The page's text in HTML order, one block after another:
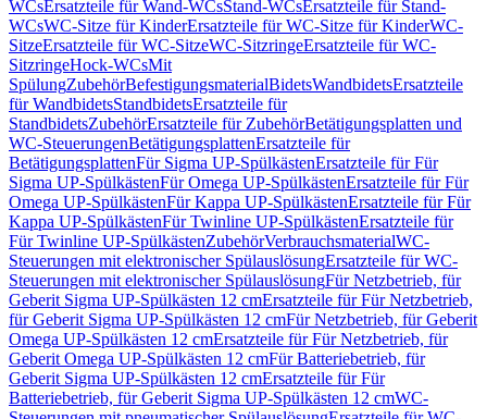
WCsErsatzteile für Wand-WCsStand-WCsErsatzteile für Stand-
WCsWC-Sitze für KinderErsatzteile für WC-Sitze für KinderWC-
SitzeErsatzteile für WC-SitzeWC-SitzringeErsatzteile für WC-
SitzringeHock-WCsMit
SpülungZubehörBefestigungsmaterialBidetsWandbidetsErsatzteile
für WandbidetsStandbidetsErsatzteile für
StandbidetsZubehörErsatzteile für ZubehörBetätigungsplatten und
WC-SteuerungenBetätigungsplattenErsatzteile für
BetätigungsplattenFür Sigma UP-SpülkästenErsatzteile für Für
Sigma UP-SpülkästenFür Omega UP-SpülkästenErsatzteile für Für
Omega UP-SpülkästenFür Kappa UP-SpülkästenErsatzteile für Für
Kappa UP-SpülkästenFür Twinline UP-SpülkästenErsatzteile für
Für Twinline UP-SpülkästenZubehörVerbrauchsmaterialWC-
Steuerungen mit elektronischer SpülauslösungErsatzteile für WC-
Steuerungen mit elektronischer SpülauslösungFür Netzbetrieb, für
Geberit Sigma UP-Spülkästen 12 cmErsatzteile für Für Netzbetrieb,
für Geberit Sigma UP-Spülkästen 12 cmFür Netzbetrieb, für Geberit
Omega UP-Spülkästen 12 cmErsatzteile für Für Netzbetrieb, für
Geberit Omega UP-Spülkästen 12 cmFür Batteriebetrieb, für
Geberit Sigma UP-Spülkästen 12 cmErsatzteile für Für
Batteriebetrieb, für Geberit Sigma UP-Spülkästen 12 cmWC-